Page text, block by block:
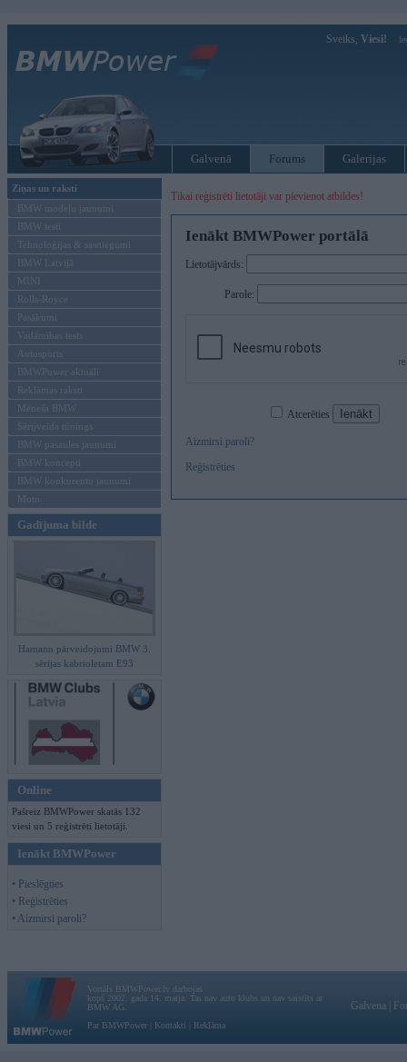
Sveiks, Viesi!
Galvenā Forums Galerijas
Ziņas un raksti
BMW modeļu jaunumi
BMW testi
Tehnoloģijas & sasniegumi
BMW Latvijā
MINI
Rolls-Royce
Pasākumi
Vadāmības tests
Autosports
BMWPower aktuāli
Reklāmas raksti
Mēneša BMW
Sērijveida tūnings
BMW pasaules jaunumi
BMW koncepti
BMW konkurentu jaunumi
Moto
Gadījuma bilde
Hamann pārveidojumi BMW 3.
sērijas kabrioletam E93
Online
Pašreiz BMWPower skatās 132
viesi un 5 reģistrēti lietotāji.
Ienākt BMWPower
• Pieslēgties
• Reģistrēties
• Aizmirsi paroli?
Tikai reģistrēti lietotāji var pievienot atbildes!
Ienākt BMWPower portālā
Lietotājvārds:
Parole:
Atcerēties
Aizmirsi paroli?
Reģistrēties
Vortāls BMWPower.lv darbojas
kopš 2002. gada 14. maija. Tas nav auto klubs un nav saistīts ar
BMW AG.
Par BMWPower
Kontakti Reklāma
Galvena